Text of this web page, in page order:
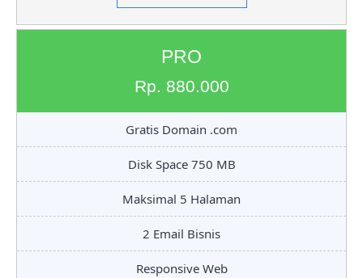
PRO
Rp. 880.000
Gratis Domain .com
Disk Space 750 MB
Maksimal 5 Halaman
2 Email Bisnis
Responsive Web